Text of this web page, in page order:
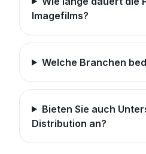
Imagefilms?
Welche Branchen
Bieten Sie auch
Distribution an?